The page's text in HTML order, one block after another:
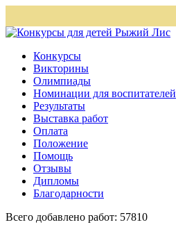
Конкурсы
Викторины
Олимпиады
Номинации для воспитателей
Результаты
Выставка работ
Оплата
Положение
Помощь
Отзывы
Дипломы
Благодарности
Всего добавлено работ: 57810